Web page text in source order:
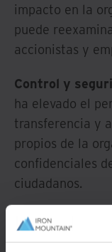
impacto en la
puede
accionistas y
Control y
ha elevado el
transferencia y
propios de la
confidenciales
ciudadanos.
Sostenibilidad:
compromisos